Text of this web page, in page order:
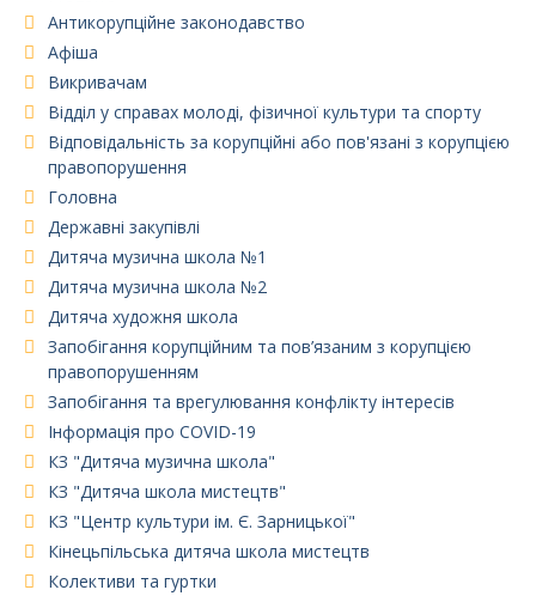
Антикорупційне законодавство
Афіша
Викривачам
Відділ у справах молоді, фізичної культури та спорту
Відповідальність за корупційні або пов'язані з корупцією
правопорушення
Головна
Державні закупівлі
Дитяча музична школа №1
Дитяча музична школа №2
Дитяча художня школа
Запобігання корупційним та пов’язаним з корупцією
правопорушенням
Запобігання та врегулювання конфлікту інтересів
Інформація про COVID-19
КЗ "Дитяча музична школа"
КЗ "Дитяча школа мистецтв"
КЗ "Центр культури ім. Є. Зарницької"
Кінецьпільська дитяча школа мистецтв
Колективи та гуртки